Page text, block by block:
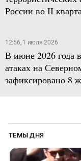
России во II
12:56, 1 июля 2026
В июне 2026 года
атаках на
зафиксировано 8
ТЕМЫ ДНЯ